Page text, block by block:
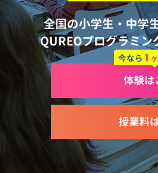
全国の小学生・中学
QUREOプログラミン
授業料
今なら 1
体験は